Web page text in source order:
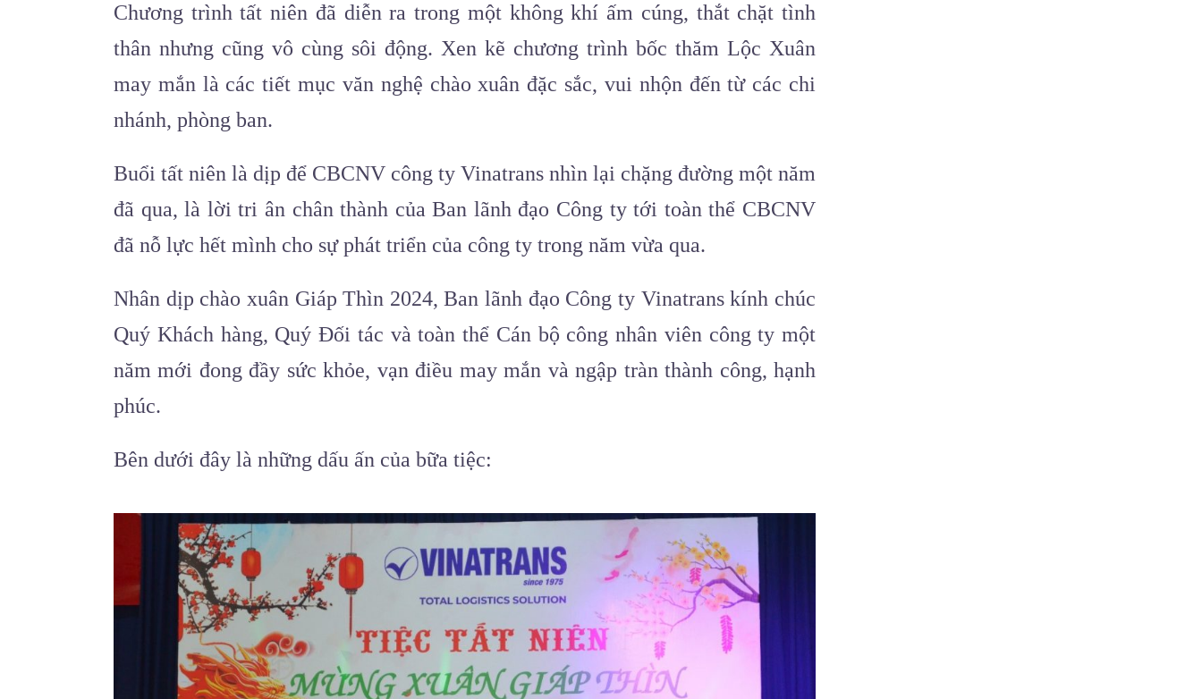
Chương trình tất niên đã diễn ra trong một không khí ấm cúng, thắt chặt tình
thân nhưng cũng vô cùng sôi động. Xen kẽ chương trình bốc thăm Lộc Xuân
may mắn là các tiết mục văn nghệ chào xuân đặc sắc, vui nhộn đến từ các chi
nhánh, phòng ban.
Buổi tất niên là dịp để CBCNV công ty Vinatrans nhìn lại chặng đường một năm
đã qua, là lời tri ân chân thành của Ban lãnh đạo Công ty tới toàn thể CBCNV
đã nỗ lực hết mình cho sự phát triển của công ty trong năm vừa qua.
Nhân dịp chào xuân Giáp Thìn 2024, Ban lãnh đạo Công ty Vinatrans kính chúc
Quý Khách hàng, Quý Đối tác và toàn thể Cán bộ công nhân viên công ty một
năm mới đong đầy sức khỏe, vạn điều may mắn và ngập tràn thành công, hạnh
phúc.
Bên dưới đây là những dấu ấn của bữa tiệc: